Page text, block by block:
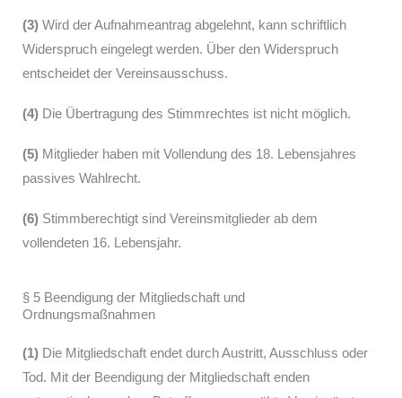
(3) Wird der Aufnahmeantrag abgelehnt, kann schriftlich
Widerspruch eingelegt werden. Über den Widerspruch
entscheidet der Vereinsausschuss.
(4) Die Übertragung des Stimmrechtes ist nicht möglich.
(5) Mitglieder haben mit Vollendung des 18. Lebensjahres
passives Wahlrecht.
(6) Stimmberechtigt sind Vereinsmitglieder ab dem
vollendeten 16. Lebensjahr.
§ 5 Beendigung der Mitgliedschaft und
Ordnungsmaßnahmen
(1) Die Mitgliedschaft endet durch Austritt, Ausschluss oder
Tod. Mit der Beendigung der Mitgliedschaft enden